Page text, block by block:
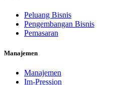
Peluang Bisnis
Pengembangan Bisnis
Pemasaran
Manajemen
Manajemen
Im-Pression